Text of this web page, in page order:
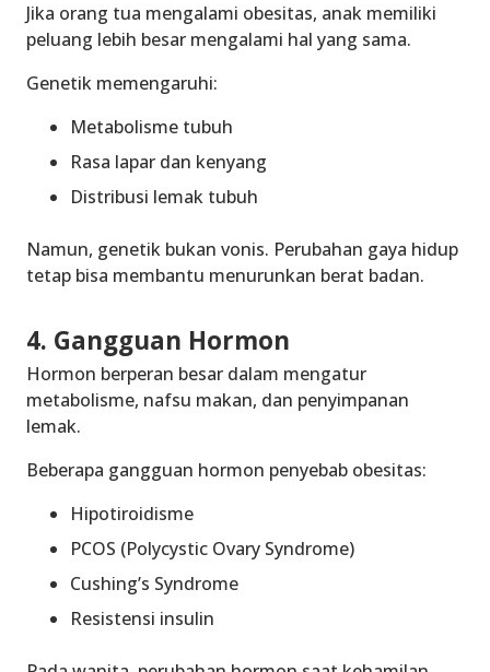
Jika orang tua mengalami obesitas, anak memiliki
peluang lebih besar mengalami hal yang sama.
Genetik memengaruhi:
Metabolisme tubuh
Rasa lapar dan kenyang
Distribusi lemak tubuh
Namun, genetik bukan vonis. Perubahan gaya hidup
tetap bisa membantu menurunkan berat badan.
4. Gangguan Hormon
Hormon berperan besar dalam mengatur
metabolisme, nafsu makan, dan penyimpanan
lemak.
Beberapa gangguan hormon penyebab obesitas:
Hipotiroidisme
PCOS (Polycystic Ovary Syndrome)
Cushing’s Syndrome
Resistensi insulin